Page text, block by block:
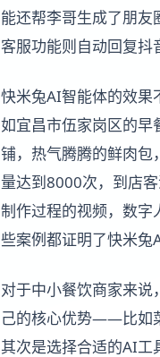
能还帮李哥生成了朋
客服功能则自动回复抖
快米兔AI智能体的效果
如宜昌市伍家岗区的早
铺，热气腾腾的鲜肉包
量达到8000次，到店
制作过程的视频，数字
些案例都证明了快米兔
对于中小餐饮商家来
己的核心优势——比如
其次是选择合适的AI工